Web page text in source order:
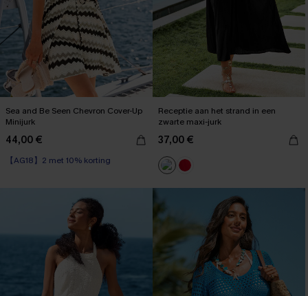
Sea and Be Seen Chevron Cover-Up
Minijurk
44,00 €
【AG18】2 met 10% korting
Receptie aan het strand in een
zwarte maxi-jurk
37,00 €